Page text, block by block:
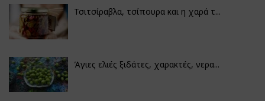
Τσιτσίραβλα, τσίπουρα και η χαρά τ...
Άγιες ελιές ξιδάτες, χαρακτές, νερα...